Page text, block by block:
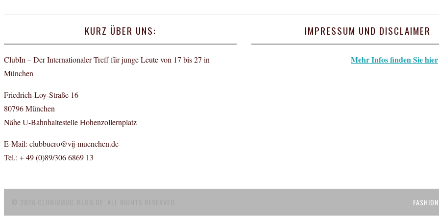
KURZ ÜBER UNS:
ClubIn – Der Internationaler Treff für junge Leute von 17 bis 27 in
München
Friedrich-Loy-Straße 16
80796 München
Nähe U-Bahnhaltestelle Hohenzollernplatz
E-Mail: clubbuero@vij-muenchen.de
Tel.: + 49 (0)89/306 6869 13
IMPRESSUM UND DISCLAIMER
Mehr Infos finden Sie hier